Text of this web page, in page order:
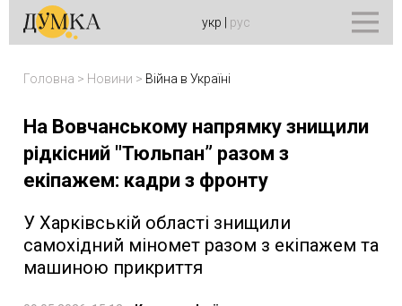
укр рус
Головна > Новини > Війна в Україні
На Вовчанському напрямку знищили
рідкісний "Тюльпан” разом з
екіпажем: кадри з фронту
У Харківській області знищили
самохідний міномет разом з екіпажем та
машиною прикриття